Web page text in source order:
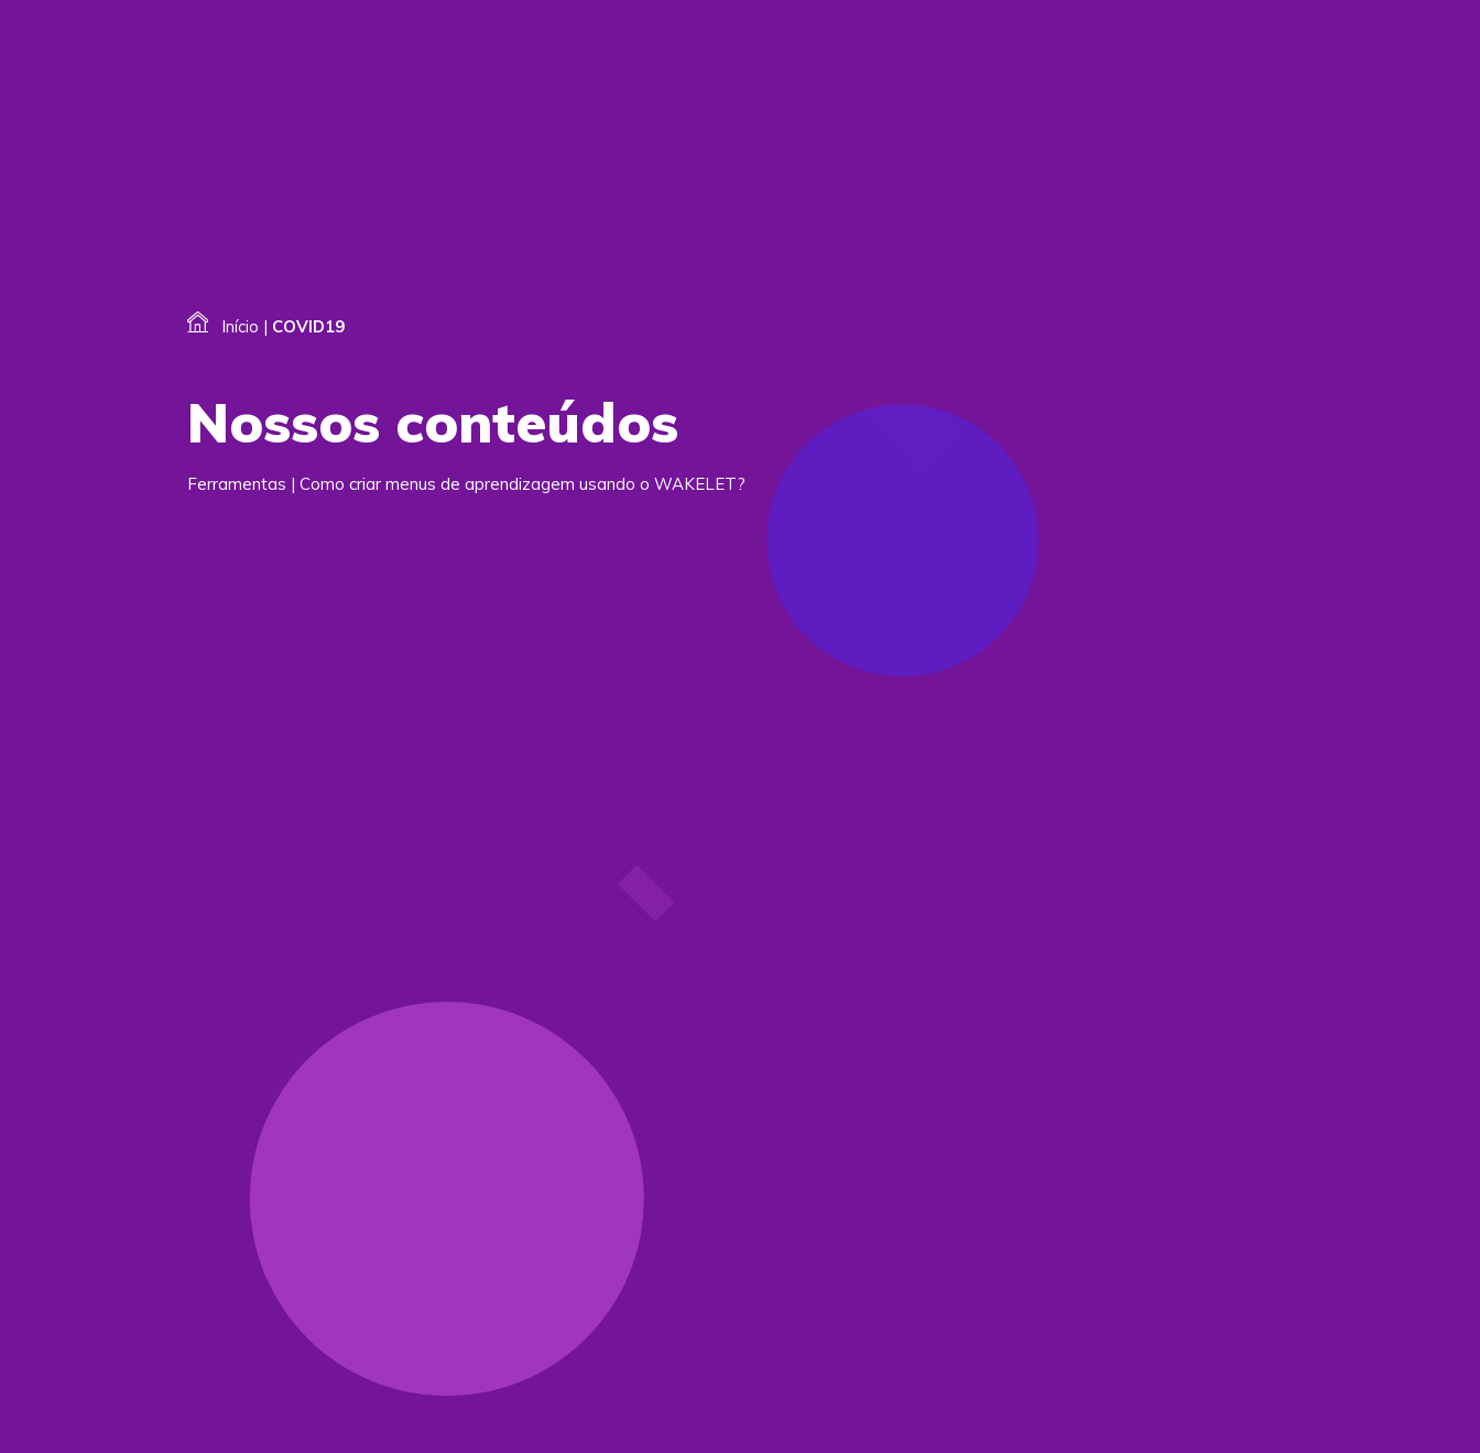
Início | COVID19
Nossos conteúdos
Ferramentas | Como criar menus de aprendizagem usando o WAKELET?